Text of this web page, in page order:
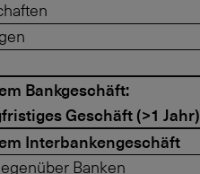
Bankgeschäft:
Geschäft (>1 Jahr)
Interbankengeschäft
Banken